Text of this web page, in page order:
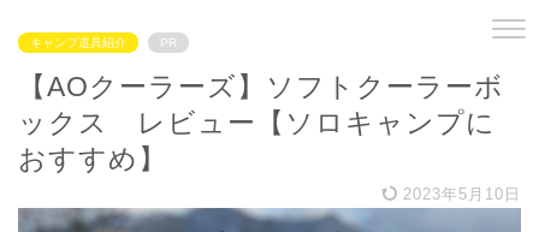
キャンプ道具紹介 PR
【AOクーラーズ】ソフトクーラーボ
ックス レビュー【ソロキャンプに
おすすめ】
2023年5月10日